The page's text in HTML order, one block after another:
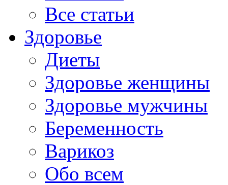
Все статьи
Здоровье
Диеты
Здоровье женщины
Здоровье мужчины
Беременность
Варикоз
Обо всем